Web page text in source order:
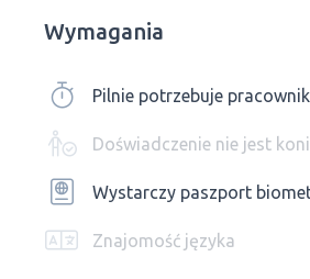
Wymagania
Pilnie potrzebuje
Doświadczenie nie jest
Wystarczy paszport
Znajomość języka